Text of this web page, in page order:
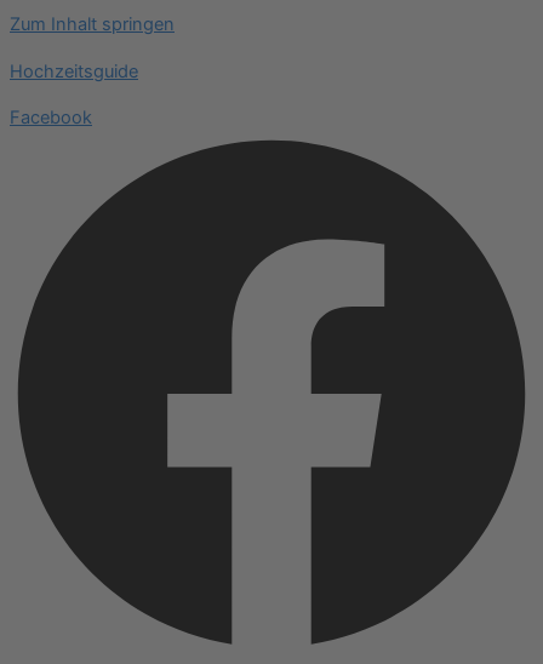
Zum Inhalt springen
Hochzeitsguide
Facebook